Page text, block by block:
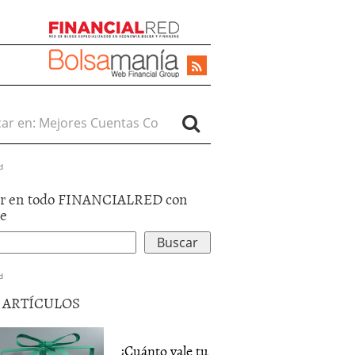
en:
en todo FINANCIALRED con
ARTÍCULOS
¿Cuánto vale tu